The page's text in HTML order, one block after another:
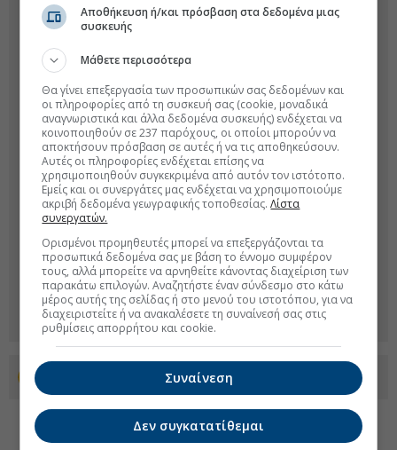
Προσθέστε το euro2day.gr στο Discover
Αποθήκευση ή/και πρόσβαση στα δεδομένα μιας
συσκευής
Μάθετε περισσότερα
Θα γίνει επεξεργασία των προσωπικών σας δεδομένων και
οι πληροφορίες από τη συσκευή σας (cookie, μοναδικά
αναγνωριστικά και άλλα δεδομένα συσκευής) ενδέχεται να
κοινοποιηθούν σε 237 παρόχους, οι οποίοι μπορούν να
αποκτήσουν πρόσβαση σε αυτές ή να τις αποθηκεύσουν.
Αυτές οι πληροφορίες ενδέχεται επίσης να
χρησιμοποιηθούν συγκεκριμένα από αυτόν τον ιστότοπο.
Εμείς και οι συνεργάτες μας ενδέχεται να χρησιμοποιούμε
ακριβή δεδομένα γεωγραφικής τοποθεσίας.Λίστα
συνεργατών.
Ορισμένοι προμηθευτές μπορεί να επεξεργάζονται τα
προσωπικά δεδομένα σας με βάση το έννομο συμφέρον
τους, αλλά μπορείτε να αρνηθείτε κάνοντας διαχείριση των
παρακάτω επιλογών. Αναζητήστε έναν σύνδεσμο στο κάτω
μέρος αυτής της σελίδας ή στο μενού του ιστοτόπου, για να
διαχειριστείτε ή να ανακαλέσετε τη συναίνεσή σας στις
ρυθμίσεις απορρήτου και cookie.
Συναίνεση
Δεν συγκατατίθεμαι